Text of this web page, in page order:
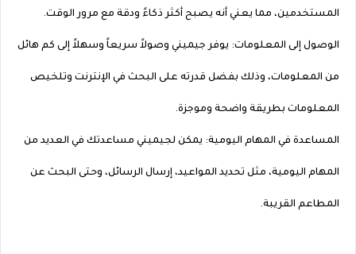
المستخدمين، مما يعني أنه يصبح أكثر ذكاءً ودقة مع مرور الوقت.
الوصول إلى المعلومات: يوفر جيميني وصولاً سريعاً وسهلاً إلى كم هائل
من المعلومات، وذلك بفضل قدرته على البحث في الإنترنت وتلخيص
المعلومات بطريقة واضحة وموجزة.
المساعدة في المهام اليومية: يمكن لجيميني مساعدتك في العديد من
المهام اليومية، مثل تحديد المواعيد، إرسال الرسائل، وحتى البحث عن
المطاعم القريبة.